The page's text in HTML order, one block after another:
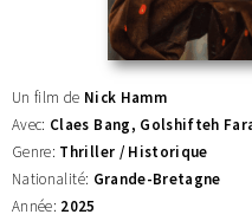
Un film de Nick Hamm
Avec: Claes Bang, Golshifteh
Genre: Thriller / Historique
Nationalité: Grande-Bretagne
Année: 2025